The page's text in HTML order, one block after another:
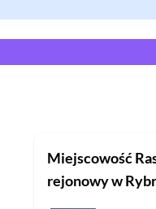
Miejscowość
rejonowyw